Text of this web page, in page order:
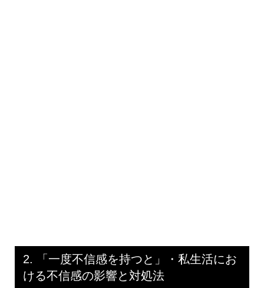
2. 「一度不信感を持つと」・私生活にお
ける不信感の影響と対処法